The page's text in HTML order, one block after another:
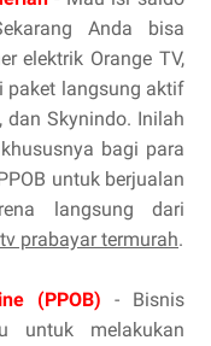
Anda bisa
elektrik Orange TV,
paket langsung aktif
dan Skynindo. Inilah
bagi para
untuk berjualan
langsung dari
prabayar termurah.
(PPOB) - Bisnis
untuk melakukan